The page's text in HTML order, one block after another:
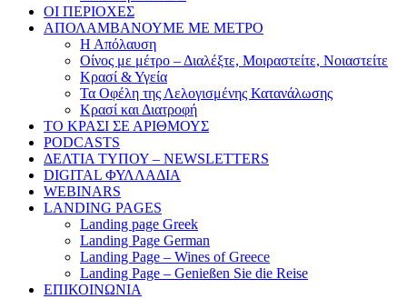
ΟΙ ΠΕΡΙΟΧΕΣ
ΑΠΟΛΑΜΒΑΝΟΥΜΕ ΜΕ ΜΕΤΡΟ
Η Απόλαυση
Οίνος με μέτρο – Διαλέξτε, Μοιραστείτε, Νοιαστείτε
Κρασί & Υγεία
Τα Οφέλη της Λελογισμένης Κατανάλωσης
Κρασί και Διατροφή
ΤΟ ΚΡΑΣΙ ΣΕ ΑΡΙΘΜΟΥΣ
PODCASTS
ΔΕΛΤΙΑ ΤΥΠΟΥ – NEWSLETTERS
DIGITAL ΦΥΛΛΑΔΙΑ
WEBINARS
LANDING PAGES
Landing page Greek
Landing Page German
Landing Page – Wines of Greece
Landing Page – Genießen Sie die Reise
ΕΠΙΚΟΙΝΩΝΙΑ